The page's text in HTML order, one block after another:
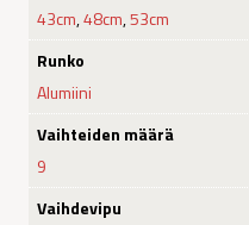
43cm,48cm,53cm
Runko
Alumiini
Vaihteiden määrä
9
Vaihdevipu